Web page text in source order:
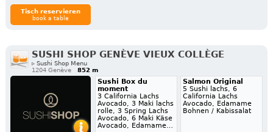
Tisch reservieren
book a table
SUSHI SHOP GENÈVE VIEUX COLLÈGE
▹ Sushi Shop Menu
1204 Genève
852 m
Sushi Box du
moment
3 California Lachs
Avocado, 3 Maki lachs
rolle, 3 Spring Lachs
Avocado, 6 Maki Käse
Avocado, Edamame…
Salmon Original
5 Sushi lachs, 6
California Lachs
Avocado, Edamame
Bohnen / Kabissalat